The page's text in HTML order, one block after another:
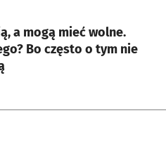
a mogą mieć wolne.
Bo często o tym nie